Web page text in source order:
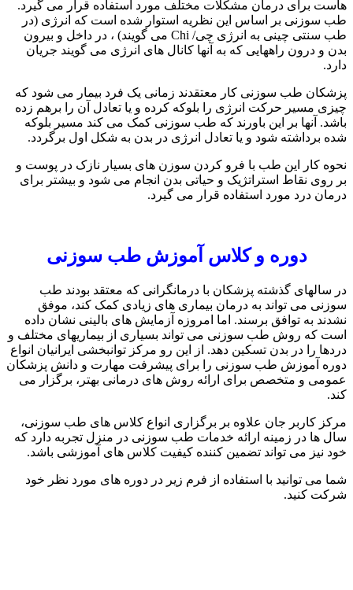
هاست برای درمان مشکلات مختلف مورد استفاده قرار می گیرد.
طب سوزنی بر اساس این نظریه استوار شده است که انرژی (در
طب سنتی چینی به انرژی چی/ Chi می گویند) ، در داخل و بیرون
بدن و درون راههایی که به آنها کانال های انرژی می گویند جریان
دارد.
پزشکان طب سوزنی کار معتقدند زمانی یک فرد بیمار می شود که
چیزی مسیر حرکت انرژی را بلوکه کرده و یا تعادل آن را برهم زده
باشد. آنها بر این باورند که طب سوزنی کمک می کند مسیر بلوکه
شده برداشته شود و یا تعادل انرژی در بدن به شکل اول برگردد.
نحوه کار این طب با فرو کردن سوزن های بسیار نازک در پوست و
بر روی نقاط استراتژیک و حیاتی بدن انجام می شود و بیشتر برای
درمان درد مورد استفاده قرار می گیرد.
دوره و کلاس آموزش طب سوزنی
در سالهای گذشته پزشکان با درمانگرانی که معتقد بودند طب
سوزنی می تواند به درمان بیماری های زیادی کمک کند، موفق
نشدند به توافق برسند. اما امروزه آزمایش های بالینی نشان داده
است که روش طب سوزنی می تواند بسیاری از بیماریهای مختلف و
دردها را در بدن تسکین دهد. از این رو مرکز توانبخشی ایرانیان انواع
دوره آموزش طب سوزنی را برای پیشرفت مهارت و دانش پزشکان
عمومی و متخصص برای ارائه روش های درمانی بهتر، برگزار می
کند.
مرکز کاربر جان علاوه بر برگزاری انواع کلاس های طب سوزنی،
سال ها در زمینه ارائه خدمات طب سوزنی در منزل تجربه دارد که
خود نیز می تواند تضمین کننده کیفیت کلاس های آموزشی باشد.
شما می توانید با استفاده از فرم زیر در دوره های مورد نظر خود
شرکت کنید.